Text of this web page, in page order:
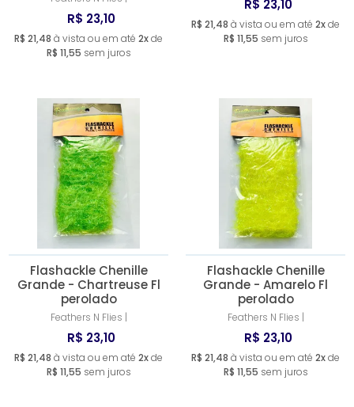
R$ 23,10
R$ 21,48 à vista ou em até 2xde
R$ 11,55 sem juros
R$ 23,10
R$ 21,48 à vista ou em até 2xde
R$ 11,55 sem juros
Flashackle Chenille
Grande - Chartreuse Fl
perolado
Feathers N Flies |
R$ 23,10
R$ 21,48 à vista ou em até 2xde
R$ 11,55 sem juros
Flashackle Chenille
Grande - Amarelo Fl
perolado
Feathers N Flies |
R$ 23,10
R$ 21,48 à vista ou em até 2xde
R$ 11,55 sem juros